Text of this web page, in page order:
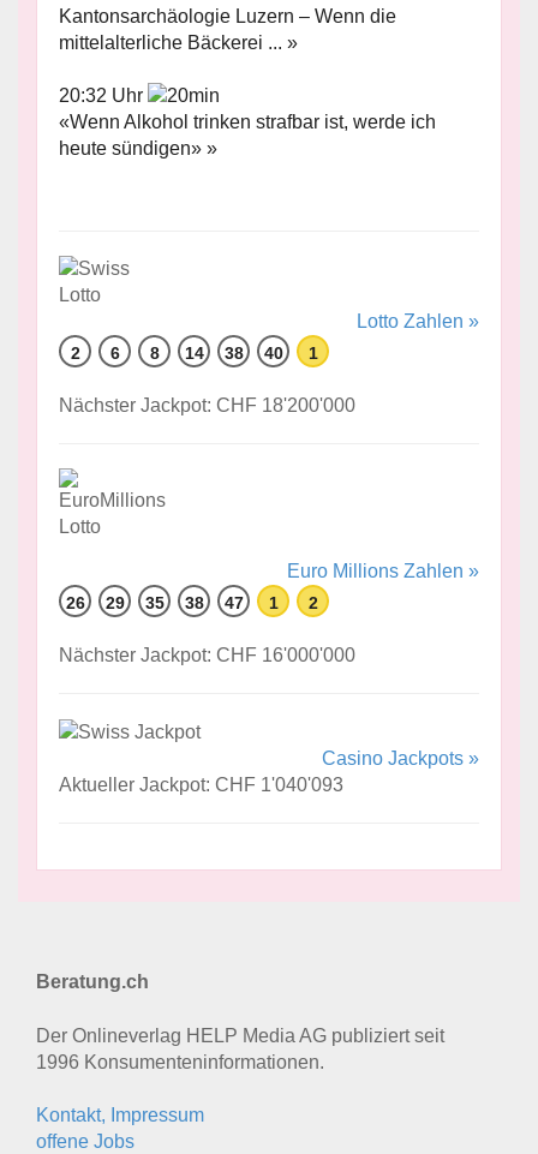
Kantonsarchäologie Luzern – Wenn die
mittelalterliche Bäckerei ... »
20:32 Uhr
«Wenn Alkohol trinken strafbar ist, werde ich
heute sündigen» »
Lotto Zahlen »
2 6 8 14 38 40 1
Nächster Jackpot: CHF 18'200'000
Euro Millions Zahlen »
26 29 35 38 47 1 2
Nächster Jackpot: CHF 16'000'000
Casino Jackpots »
Aktueller Jackpot: CHF 1'040'093
Beratung.ch
Der Onlineverlag HELP Media AG publiziert seit
1996 Konsumenten­informationen.
Kontakt, Impressum
offene Jobs